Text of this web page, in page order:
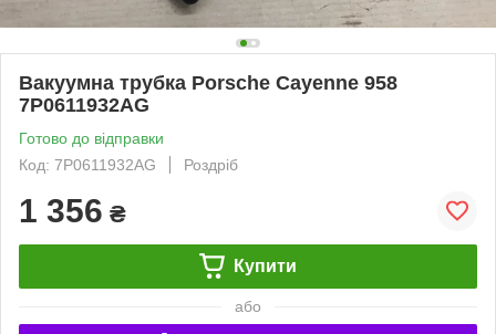
Вакуумна трубка Porsche Cayenne 958
7P0611932AG
Готово до відправки
Код: 7P0611932AG
Роздріб
1 356 ₴
Купити
або